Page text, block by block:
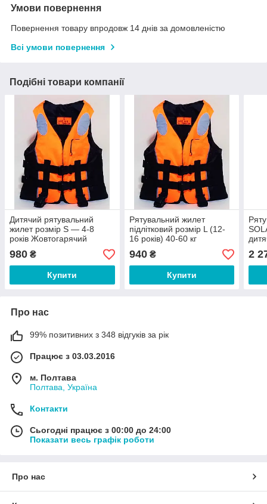
Умови повернення
Повернення товару впродовж 14 днів за домовленістю
Всі умови повернення
Подібні товари компанії
Дитячий рятувальний
жилет розмір S — 4-8
років Жовтогарячий
980 ₴
Купити
Рятувальний жилет
підлітковий розмір L (12-
16 років) 40-60 кг
Жовтогарячий
940₴
Купити
2
Про нас
99% позитивних з 348 відгуків за рік
Працює з 03.03.2016
м. Полтава
Полтава, Україна
Контакти
Сьогодні працює з 00:00 до 24:00
Показати весь графік роботи
Про нас